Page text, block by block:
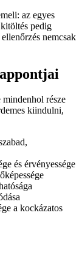
az egyes
pedig
nemcsak
része
kiindulni,
és érvényessége
a kockázatos